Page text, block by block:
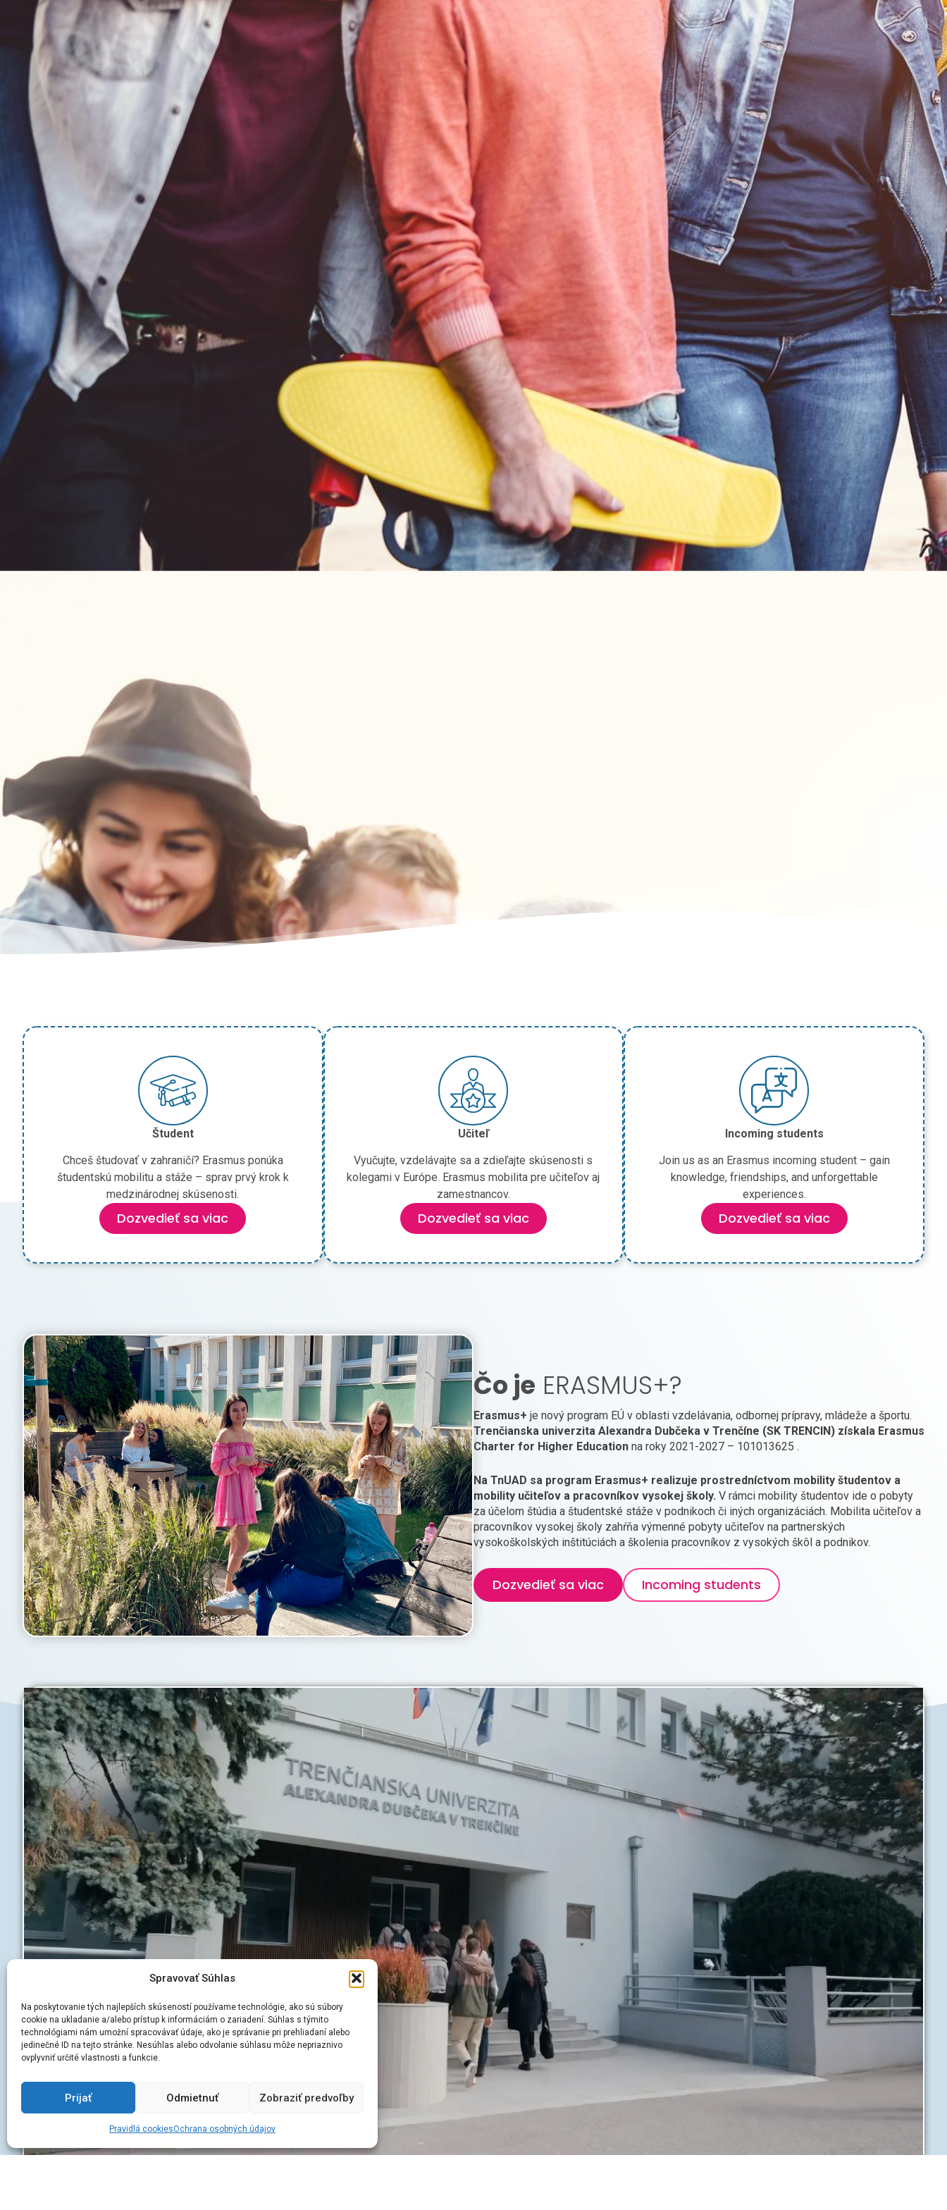
Spravovať Súhlas
Na poskytovanie tých najlepších skúseností používame technológie, ako sú súbory
cookie na ukladanie a/alebo prístup k informáciám o zariadení. Súhlas s týmito
technológiami nám umožní spracovávať údaje, ako je správanie pri prehliadaní alebo
jedinečné ID na tejto stránke. Nesúhlas alebo odvolanie súhlasu môže nepriaznivo
ovplyvniť určité vlastnosti a funkcie.
Prijať Odmietnuť Zobraziť predvoľby
Pravidlá cookiesOchrana osobných údajov
Študent
Chceš študovať v zahraničí? Erasmus ponúka
študentskú mobilitu a stáže – sprav prvý krok k
medzinárodnej skúsenosti.
Dozvedieť sa viac
Učiteľ
Vyučujte, vzdelávajte sa a zdieľajte skúsenosti s
kolegami v Európe. Erasmus mobilita pre učiteľov aj
zamestnancov.
Dozvedieť sa viac
Incoming students
Join us as an Erasmus incoming student – gain
knowledge, friendships, and unforgettable
experiences.
Dozvedieť sa viac
Čo je ERASMUS+?
Erasmus+ je nový program EÚ v oblasti vzdelávania, odbornej prípravy, mládeže a športu.
Trenčianska univerzita Alexandra Dubčeka v Trenčíne (SK TRENCIN) získala Erasmus
Charter for Higher Education na roky 2021-2027 – 101013625 .
Na TnUAD sa program Erasmus+ realizuje prostredníctvom mobility študentov a
mobility učiteľov a pracovníkov vysokej školy. V rámci mobility študentov ide o pobyty
za účelom štúdia a študentské stáže v podnikoch či iných organizáciách. Mobilita učiteľov a
pracovníkov vysokej školy zahŕňa výmenné pobyty učiteľov na partnerských
vysokoškolských inštitúciách a školenia pracovníkov z vysokých škôl a podnikov.
Dozvedieť sa viac Incoming students